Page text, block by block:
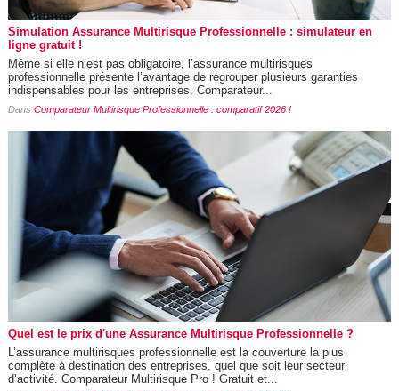
Simulation Assurance Multirisque Professionnelle : simulateur en
ligne gratuit !
Même si elle n’est pas obligatoire, l’assurance multirisques
professionnelle présente l’avantage de regrouper plusieurs garanties
indispensables pour les entreprises. Comparateur...
Dans Comparateur Multirisque Professionnelle : comparatif 2026 !
Quel est le prix d'une Assurance Multirisque Professionnelle ?
L’assurance multirisques professionnelle est la couverture la plus
complète à destination des entreprises, quel que soit leur secteur
d’activité. Comparateur Multirisque Pro ! Gratuit et...